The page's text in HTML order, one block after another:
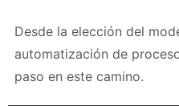
Desde la elección del
automatización de
paso en este camino.